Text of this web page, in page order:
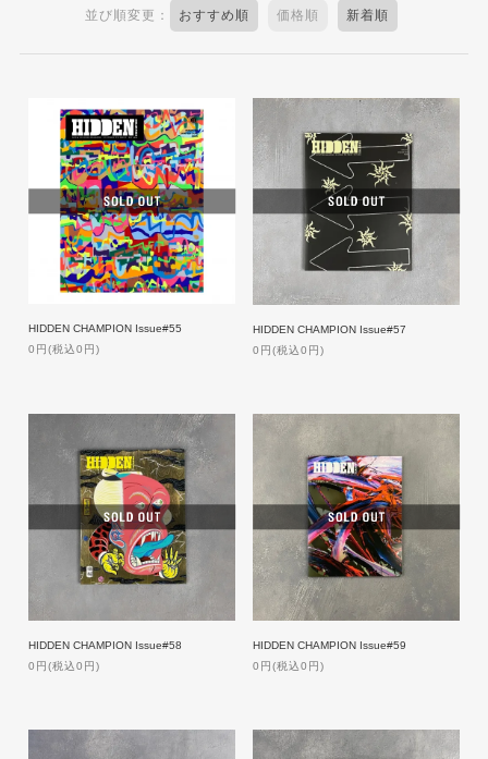
並び順変更： おすすめ順 価格順 新着順
HIDDEN CHAMPION Issue#55
0円(税込0円)
HIDDEN CHAMPION Issue#57
0円(税込0円)
HIDDEN CHAMPION Issue#58
0円(税込0円)
HIDDEN CHAMPION Issue#59
0円(税込0円)